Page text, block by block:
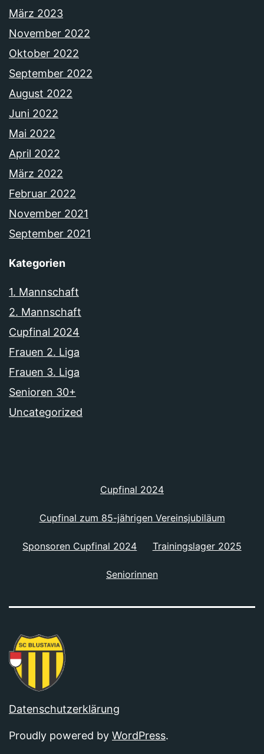
März 2023
November 2022
Oktober 2022
September 2022
August 2022
Juni 2022
Mai 2022
April 2022
März 2022
Februar 2022
November 2021
September 2021
Kategorien
1. Mannschaft
2. Mannschaft
Cupfinal 2024
Frauen 2. Liga
Frauen 3. Liga
Senioren 30+
Uncategorized
Cupfinal 2024
Cupfinal zum 85-jährigen Vereinsjubiläum
Sponsoren Cupfinal 2024 Trainingslager 2025
Seniorinnen
Datenschutzerklärung
Proudly powered by WordPress.